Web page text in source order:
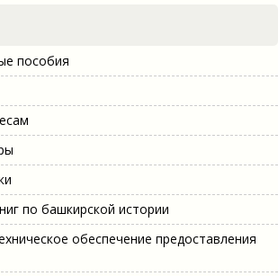
пособия
по башкирской истории
обеспечение предоставления